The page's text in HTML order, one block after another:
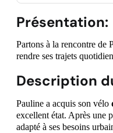
Présentation:
Partons à la rencontre
rendre ses trajets
Description
Pauline a acquis son vélo
excellent état. Après une
adapté à ses besoins